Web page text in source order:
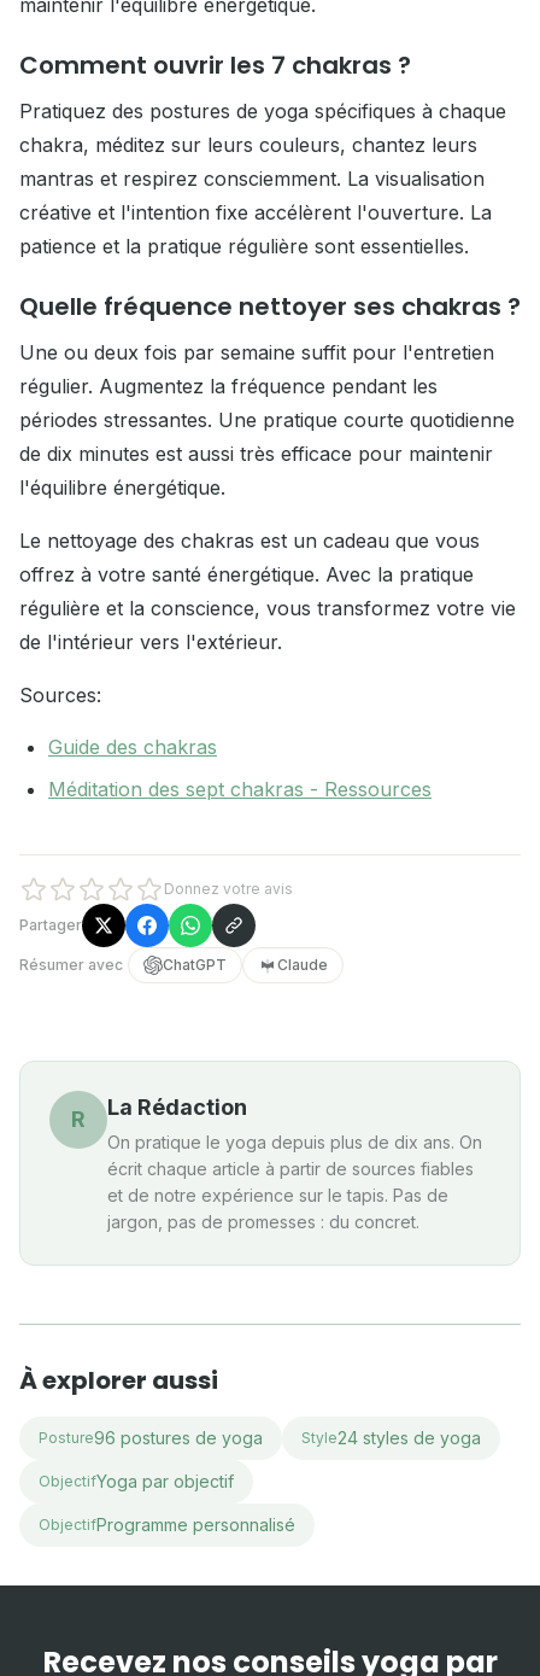
Comment ouvrir les 7 chakras ?
Pratiquez des postures de yoga spécifiques à chaque
chakra, méditez sur leurs couleurs, chantez leurs
mantras et respirez consciemment. La visualisation
créative et l'intention fixe accélèrent l'ouverture. La
patience et la pratique régulière sont essentielles.
Quelle fréquence nettoyer ses chakras ?
Une ou deux fois par semaine suffit pour l'entretien
régulier. Augmentez la fréquence pendant les
périodes stressantes. Une pratique courte quotidienne
de dix minutes est aussi très efficace pour maintenir
l'équilibre énergétique.
Le nettoyage des chakras est un cadeau que vous
offrez à votre santé énergétique. Avec la pratique
régulière et la conscience, vous transformez votre vie
de l'intérieur vers l'extérieur.
Sources:
Guide des chakras
Méditation des sept chakras - Ressources
Donnez votre avis
Partager
Résumer avec ChatGPT Claude
R La Rédaction
On pratique le yoga depuis plus de dix ans. On
écrit chaque article à partir de sources fiables
et de notre expérience sur le tapis. Pas de
jargon, pas de promesses : du concret.
À explorer aussi
Posture96 postures de yoga Style24 styles de yoga
ObjectifYoga par objectif
ObjectifProgramme personnalisé
Recevez nos conseils yoga par